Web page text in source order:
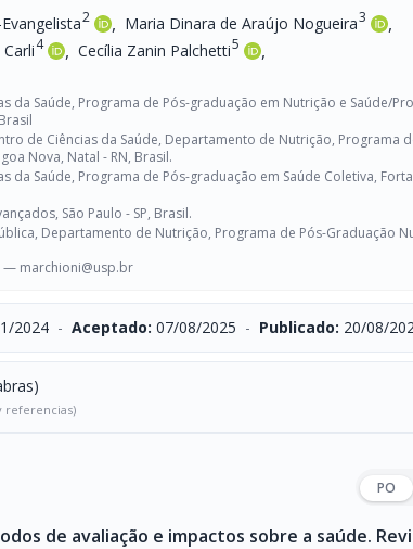
2 , Maria Dinara de Araújo Nogueira3 ,
4 , Cecília Zanin Palchetti5 ,
da Saúde, Programa de Pós-graduação em Nutrição e Saúde/
de Ciências da Saúde, Departamento de Nutrição, Programa
Nova, Natal - RN, Brasil.
da Saúde, Programa de Pós-graduação em Saúde Coletiva,
São Paulo - SP, Brasil.
Departamento de Nutrição, Programa de Pós-Graduação
— marchioni@usp.br
2024 - Aceptado: 07/08/2025 - Publicado: 20/08/
referencias)
PO
de avaliação e impactos sobre a saúde.